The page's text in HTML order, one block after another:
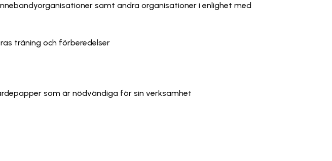
samt andra organisationer i enlighet med
träning och förberedelser
som är nödvändiga för sin verksamhet